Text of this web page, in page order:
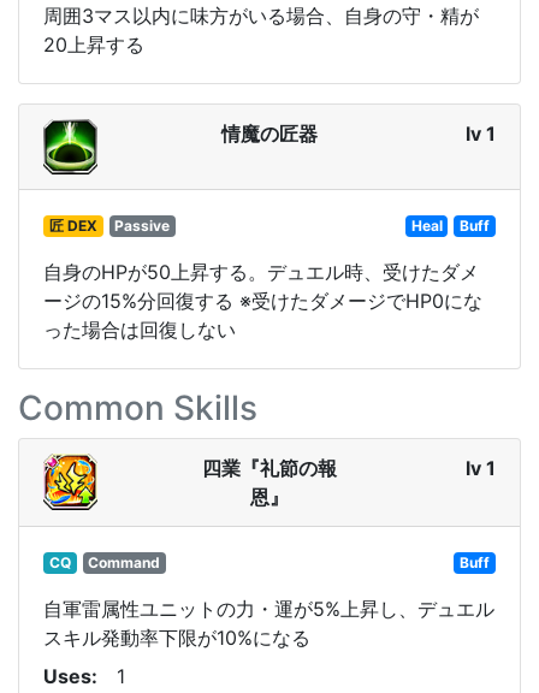
周囲3マス以内に味方がいる場合、自身の守・精が
20上昇する
情魔の匠器 lv 1
匠 DEX Passive Heal Buff
自身のHPが50上昇する。デュエル時、受けたダメ
ージの15%分回復する ※受けたダメージでHP0にな
った場合は回復しない
Common Skills
四業『礼節の報
恩』
lv 1
CQ Command Buff
自軍雷属性ユニットの力・運が5%上昇し、デュエル
スキル発動率下限が10%になる
Uses
1